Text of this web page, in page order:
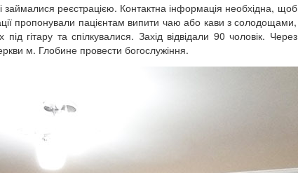
реєстрацією. Контактна інформація необхідна, щоб
пропонували пацієнтам випити чаю або кави з солодощами,
гітару та спілкувалися. Захід відвідали 90 чоловік. Через
м. Глобине провести богослужіння.